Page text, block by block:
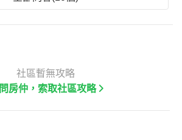
社區暫無攻略
問房仲，索取社區攻略